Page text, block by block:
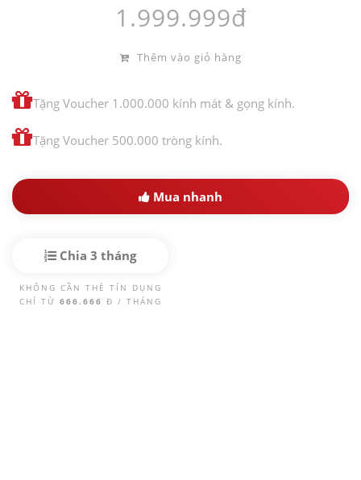
1.999.999đ
Thêm vào giỏ hàng
Tặng Voucher 1.000.000 kính mát & gọng kính.
Tặng Voucher 500.000 tròng kính.
Mua nhanh
Chia 3 tháng
KHÔNG CẦN THẺ TÍN DỤNG
CHỈ TỪ 666.666 Đ / THÁNG